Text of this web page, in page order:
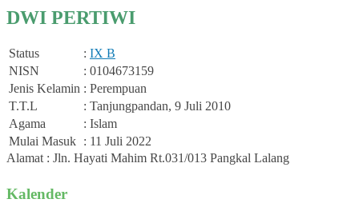
DWI PERTIWI
Status : IX B
NISN
: 0104673159
Jenis Kelamin : Perempuan
T.T.L
: Tanjungpandan, 9 Juli 2010
Agama
: Islam
Mulai Masuk : 11 Juli 2022
Alamat : Jln. Hayati Mahim Rt.031/013 Pangkal Lalang
Kalender